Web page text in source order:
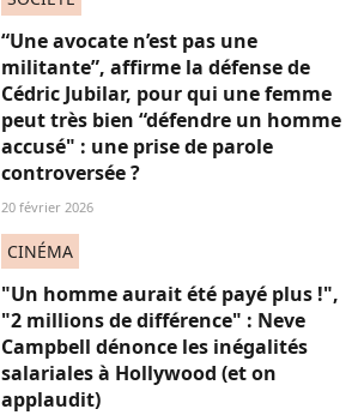
“Une avocate n’est pas une
militante”, affirme la défense de
Cédric Jubilar, pour qui une femme
peut très bien “défendre un homme
accusé" : une prise de parole
controversée ?
20 février 2026
CINÉMA
"Un homme aurait été payé plus !",
"2 millions de différence" : Neve
Campbell dénonce les inégalités
salariales à Hollywood (et on
applaudit)